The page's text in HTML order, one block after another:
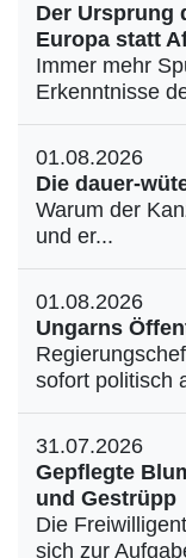
Der Ursprung
Europa statt
Immer mehr
Erkenntnisse
01.08.2026
Die dauer-
Warum der
und er...
01.08.2026
Ungarns
sofort politisch
31.07.2026
Gepflegte
und Gestrüpp
Die
sich zur